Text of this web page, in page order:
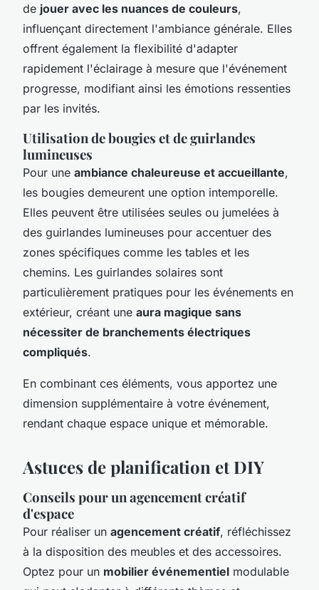
de jouer avec les nuances de couleurs,
influençant directement l'ambiance générale. Elles
offrent également la flexibilité d'adapter
rapidement l'éclairage à mesure que l'événement
progresse, modifiant ainsi les émotions ressenties
par les invités.
Utilisation de bougies et de guirlandes
lumineuses
Pour une ambiance chaleureuse et accueillante,
les bougies demeurent une option intemporelle.
Elles peuvent être utilisées seules ou jumelées à
des guirlandes lumineuses pour accentuer des
zones spécifiques comme les tables et les
chemins. Les guirlandes solaires sont
particulièrement pratiques pour les événements en
extérieur, créant une aura magique sans
nécessiter de branchements électriques
compliqués.
En combinant ces éléments, vous apportez une
dimension supplémentaire à votre événement,
rendant chaque espace unique et mémorable.
Astuces de planification et DIY
Conseils pour un agencement créatif
d'espace
Pour réaliser un agencement créatif, réfléchissez
à la disposition des meubles et des accessoires.
Optez pour un mobilier événementiel modulable